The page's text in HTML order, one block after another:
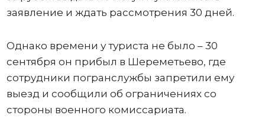
заявление и ждать рассмотрения 30 дней.
Однако времени у туриста не было – 30
сентября он прибыл в Шереметьево, где
сотрудники погранслужбы запретили ему
выезд и сообщили об ограничениях со
стороны военного комиссариата.